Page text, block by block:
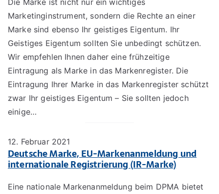
Marketinginstrument, sondern die Rechte an einer
Marke sind ebenso Ihr geistiges Eigentum. Ihr
Geistiges Eigentum sollten Sie unbedingt schützen.
Wir empfehlen Ihnen daher eine frühzeitige
Eintragung als Marke in das Markenregister. Die
Eintragung Ihrer Marke in das Markenregister schützt
zwar Ihr geistiges Eigentum – Sie sollten jedoch
einige…
12. Februar 2021
Deutsche Marke, EU-Markenanmeldung und
internationale Registrierung (IR-Marke)
Eine nationale Markenanmeldung beim DPMA bietet